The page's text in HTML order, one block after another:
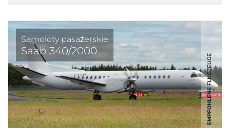
Samoloty pasażerskie
Saab 340/2000